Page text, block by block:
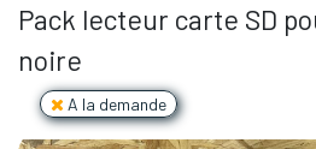
Pack lecteur carte SD
noire
A la demande